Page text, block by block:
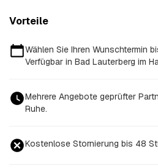
Vorteile
Wählen Sie Ihren Wunschtermin
Verfügbar in Bad Lauterberg im
Mehrere Angebote geprüfter
Ruhe.
Kostenlose Stornierung bis 48